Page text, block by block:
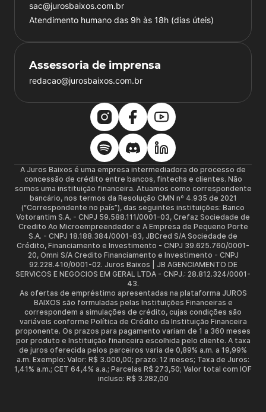
sac@jurosbaixos.com.br
Atendimento humano das 9h às 18h (dias úteis)
Assessoria de imprensa
redacao@jurosbaixos.com.br
A Juros Baixos é uma empresa intermediadora do processo de
concessão de crédito entre bancos, fintechs e clientes. Não
somos uma instituição financeira. Atuamos como correspondente
bancário, nos termos da Resolução CMN nº 4.935 de 2021
(“Correspondente no país”), das seguintes instituições: Banco
Votorantim S.A. - CNPJ 59.588.111/0001-03, Crefaz Sociedade de
Credito Ao Microempreendedor e A Empresa de Pequeno Porte
S.A. - CNPJ 18.188.384/0001-83, JBCred S/A Sociedade de
Crédito, Financiamento e Investimento - CNPJ 39.625.760/0001-
20, Omni S/A Credito Financiamento e Investimento - CNPJ
92.228.410/0001-02. Juros Baixos | JB AGENCIAMENTO DE
SERVICOS E NEGOCIOS EM GERAL LTDA - CNPJ.: 28.812.324/0001-
43.
As ofertas de empréstimo apresentadas na plataforma JUROS
BAIXOS são formuladas pelas Instituições Financeiras e
correspondem a simulações de crédito, cujas condições são
variáveis conforme Política de Crédito da Instituição Financeira
proponente. Os prazos para pagamento variam de 1 a 360 meses
por produto e Instituição financeira escolhida pelo cliente. A taxa
de juros oferecida pelos parceiros varia de 0,89% a.m. a 19,99%
a.m. Exemplo: Valor: R$ 3.000,00; prazo: 12 meses; Taxa de Juros:
1,41% a.m.; CET 64,4% a.a.; Parcelas R$ 273,50; Valor total com IOF
incluso: R$ 3.282,00